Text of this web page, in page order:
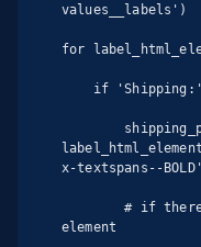
values__labels')
for
x-textspans--
        # if there is a shipping price HTML
element